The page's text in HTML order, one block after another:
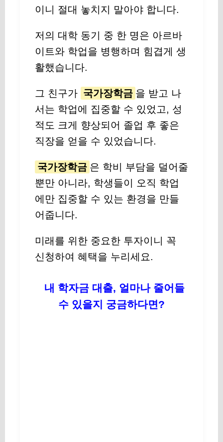
이니 절대 놓치지 말아야 합니다.
저의 대학 동기 중 한 명은 아르바
이트와 학업을 병행하며 힘겹게 생
활했습니다.
그 친구가 국가장학금 을 받고 나
서는 학업에 집중할 수 있었고, 성
적도 크게 향상되어 졸업 후 좋은
직장을 얻을 수 있었습니다.
국가장학금 은 학비 부담을 덜어줄
뿐만 아니라, 학생들이 오직 학업
에만 집중할 수 있는 환경을 만들
어줍니다.
미래를 위한 중요한 투자이니 꼭
신청하여 혜택을 누리세요.
내 학자금 대출, 얼마나 줄어들
수 있을지 궁금하다면?